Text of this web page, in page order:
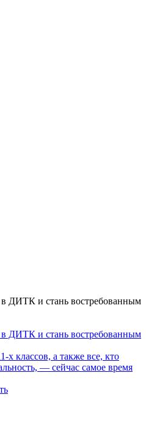
ДИТК и стань востребованным
ДИТК и стань востребованным
классов, а также все, кто
— сейчас самое время